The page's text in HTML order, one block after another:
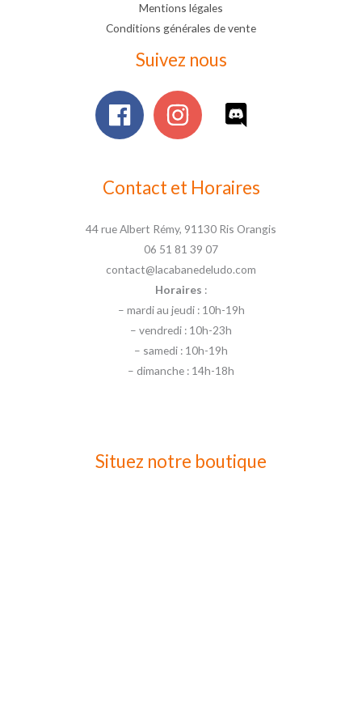
Mentions légales
Conditions générales de vente
Suivez nous
Contact et Horaires
44 rue Albert Rémy, 91130 Ris Orangis
06 51 81 39 07
contact@lacabanedeludo.com
Horaires :
– mardi au jeudi : 10h-19h
– vendredi : 10h-23h
– samedi : 10h-19h
– dimanche : 14h-18h
Situez notre boutique